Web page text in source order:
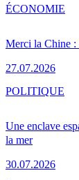
Merci la Chine :
27.07.2026
ÉCONOMIE
Une enclave
la mer
30.07.2026
POLITIQUE